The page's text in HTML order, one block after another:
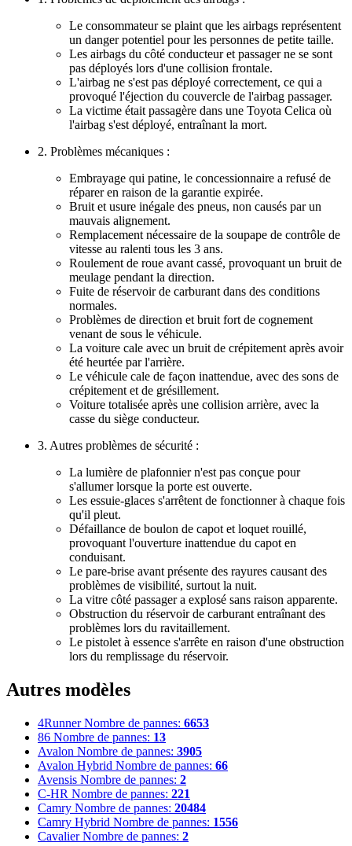
Le consommateur se plaint que les airbags représentent
un danger potentiel pour les personnes de petite taille.
Les airbags du côté conducteur et passager ne se sont
pas déployés lors d'une collision frontale.
L'airbag ne s'est pas déployé correctement, ce qui a
provoqué l'éjection du couvercle de l'airbag passager.
La victime était passagère dans une Toyota Celica où
l'airbag s'est déployé, entraînant la mort.
2. Problèmes mécaniques :
Embrayage qui patine, le concessionnaire a refusé de
réparer en raison de la garantie expirée.
Bruit et usure inégale des pneus, non causés par un
mauvais alignement.
Remplacement nécessaire de la soupape de contrôle de
vitesse au ralenti tous les 3 ans.
Roulement de roue avant cassé, provoquant un bruit de
meulage pendant la direction.
Fuite de réservoir de carburant dans des conditions
normales.
Problèmes de direction et bruit fort de cognement
venant de sous le véhicule.
La voiture cale avec un bruit de crépitement après avoir
été heurtée par l'arrière.
Le véhicule cale de façon inattendue, avec des sons de
crépitement et de grésillement.
Voiture totalisée après une collision arrière, avec la
casse du siège conducteur.
3. Autres problèmes de sécurité :
La lumière de plafonnier n'est pas conçue pour
s'allumer lorsque la porte est ouverte.
Les essuie-glaces s'arrêtent de fonctionner à chaque fois
qu'il pleut.
Défaillance de boulon de capot et loquet rouillé,
provoquant l'ouverture inattendue du capot en
conduisant.
Le pare-brise avant présente des rayures causant des
problèmes de visibilité, surtout la nuit.
La vitre côté passager a explosé sans raison apparente.
Obstruction du réservoir de carburant entraînant des
problèmes lors du ravitaillement.
Le pistolet à essence s'arrête en raison d'une obstruction
lors du remplissage du réservoir.
Autres modèles
4Runner Nombre de pannes: 6653
86 Nombre de pannes: 13
Avalon Nombre de pannes: 3905
Avalon Hybrid Nombre de pannes: 66
Avensis Nombre de pannes: 2
C-HR Nombre de pannes: 221
Camry Nombre de pannes: 20484
Camry Hybrid Nombre de pannes: 1556
Cavalier Nombre de pannes: 2